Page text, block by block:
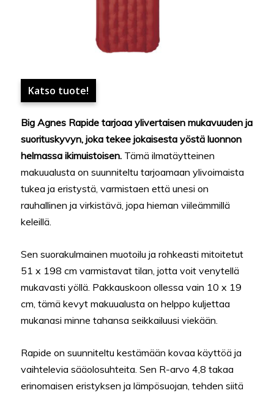
Katso tuote!
Big Agnes Rapide tarjoaa ylivertaisen mukavuuden ja
suorituskyvyn, joka tekee jokaisesta yöstä luonnon
helmassa ikimuistoisen. Tämä ilmatäytteinen
makuualusta on suunniteltu tarjoamaan ylivoimaista
tukea ja eristystä, varmistaen että unesi on
rauhallinen ja virkistävä, jopa hieman viileämmillä
keleillä.
Sen suorakulmainen muotoilu ja rohkeasti mitoitetut
51 x 198 cm varmistavat tilan, jotta voit venytellä
mukavasti yöllä. Pakkauskoon ollessa vain 10 x 19
cm, tämä kevyt makuualusta on helppo kuljettaa
mukanasi minne tahansa seikkailuusi viekään.
Rapide on suunniteltu kestämään kovaa käyttöä ja
vaihtelevia sääolosuhteita. Sen R-arvo 4,8 takaa
erinomaisen eristyksen ja lämpösuojan, tehden siitä